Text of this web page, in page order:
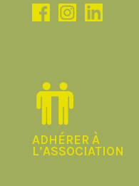
ADHÉRER À
L’ASSOCIATION